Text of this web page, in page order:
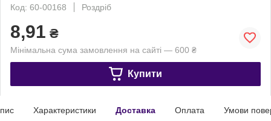
Код: 60-00168
Роздріб
8,91 ₴
Мінімальна сума замовлення на сайті — 600 ₴
Купити
Характеристики Доставка Оплата Умови